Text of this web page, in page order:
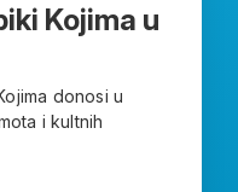
Kojima u
donosi u
i kultnih